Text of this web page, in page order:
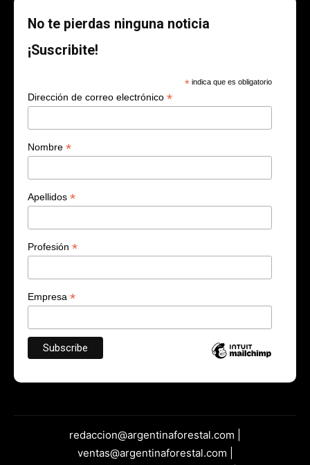
No te pierdas ninguna noticia
¡Suscribite!
* indica que es obligatorio
Dirección de correo electrónico *
Nombre *
Apellidos *
Profesión *
Empresa *
redaccion@argentinaforestal.com |
ventas@argentinaforestal.com |